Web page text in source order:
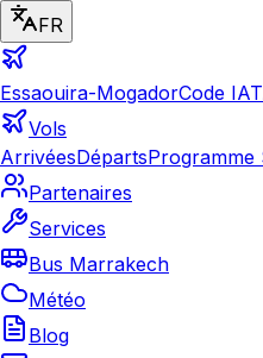
FR
Essaouira-MogadorCode
Vols
ArrivéesDépartsProgramme
Partenaires
Services
Bus Marrakech
Météo
Blog